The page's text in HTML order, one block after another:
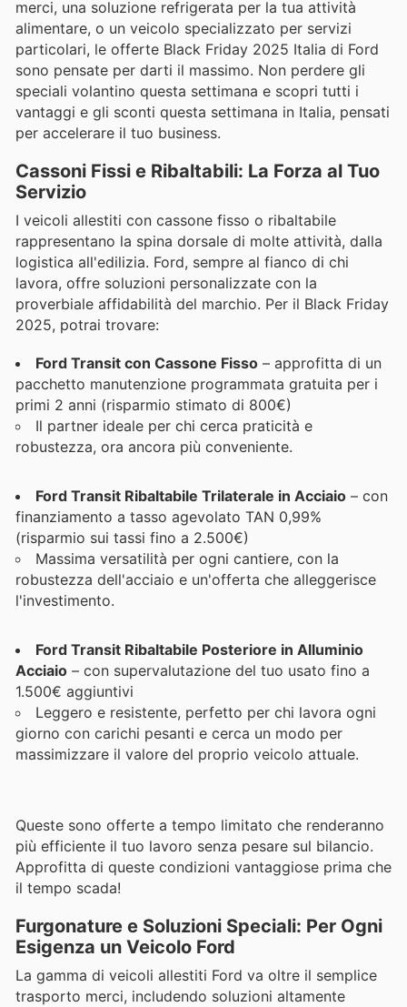
merci, una soluzione refrigerata per la tua attività
alimentare, o un veicolo specializzato per servizi
particolari, le offerte Black Friday 2025 Italia di Ford
sono pensate per darti il massimo. Non perdere gli
speciali volantino questa settimana e scopri tutti i
vantaggi e gli sconti questa settimana in Italia, pensati
per accelerare il tuo business.
Cassoni Fissi e Ribaltabili: La Forza al Tuo
Servizio
I veicoli allestiti con cassone fisso o ribaltabile
rappresentano la spina dorsale di molte attività, dalla
logistica all'edilizia. Ford, sempre al fianco di chi
lavora, offre soluzioni personalizzate con la
proverbiale affidabilità del marchio. Per il Black Friday
2025, potrai trovare:
Ford Transit con Cassone Fisso – approfitta di un
pacchetto manutenzione programmata gratuita per i
primi 2 anni (risparmio stimato di 800€)
Il partner ideale per chi cerca praticità e
robustezza, ora ancora più conveniente.
Ford Transit Ribaltabile Trilaterale in Acciaio – con
finanziamento a tasso agevolato TAN 0,99%
(risparmio sui tassi fino a 2.500€)
Massima versatilità per ogni cantiere, con la
robustezza dell'acciaio e un'offerta che alleggerisce
l'investimento.
Ford Transit Ribaltabile Posteriore in Alluminio
Acciaio – con supervalutazione del tuo usato fino a
1.500€ aggiuntivi
Leggero e resistente, perfetto per chi lavora ogni
giorno con carichi pesanti e cerca un modo per
massimizzare il valore del proprio veicolo attuale.
Queste sono offerte a tempo limitato che renderanno
più efficiente il tuo lavoro senza pesare sul bilancio.
Approfitta di queste condizioni vantaggiose prima che
il tempo scada!
Furgonature e Soluzioni Speciali: Per Ogni
Esigenza un Veicolo Ford
La gamma di veicoli allestiti Ford va oltre il semplice
trasporto merci, includendo soluzioni altamente